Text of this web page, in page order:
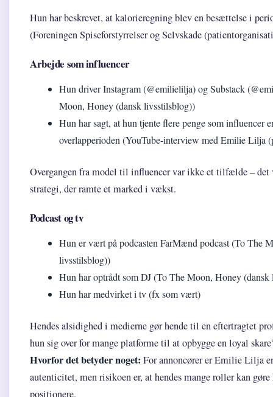
Hun har beskrevet, at kalorieregning blev en besættelse i
(Foreningen Spiseforstyrrelser og Selvskade
Arbejde som influencer
Hun driver Instagram (@emilielilja) og Substack
Moon, Honey (dansk livsstilsblog))
Hun har sagt, at hun tjente flere penge som influencer
overlapperioden (YouTube-interview med Emilie Lilja
Overgangen fra model til influencer var ikke et tilfælde – det
strategi, der ramte et marked i vækst.
Podcast og tv
Hun er vært på podcasten FarMænd podcast (To The
livsstilsblog))
Hun har optrådt som DJ (To The Moon, Honey
Hun har medvirket i tv (fx som vært)
Hendes alsidighed i medierne gør hende til en eftertragtet
hun sig over for mange platforme til at opbygge en loyal
Hvorfor det betyder noget: For annoncører er Emilie Lilja
autenticitet, men risikoen er, at hendes mange roller kan
positionere.